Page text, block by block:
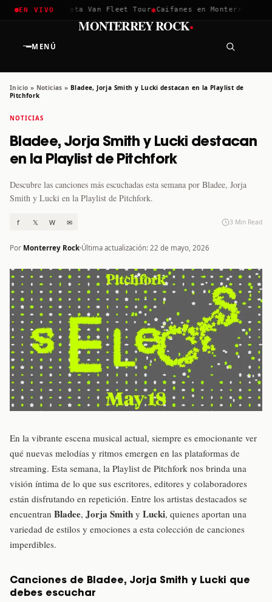
EN VIVO
2026 ✱Greta Van Fleet Tour✱Caifanes en Monterrey · 12
MENÚ
MONTERREY ROCK·
Inicio » Noticias » Bladee, Jorja Smith y Lucki destacan en la Playlist de
Pitchfork
NOTICIAS
Bladee, Jorja Smith y Lucki destacan
en la Playlist de Pitchfork
Descubre las canciones más escuchadas esta semana por Bladee, Jorja
Smith y Lucki en la Playlist de Pitchfork.
f 𝕏 W ✉ 3 Min Read
Por Monterrey Rock Última actualización: 22 de mayo, 2026
En la vibrante escena musical actual, siempre es emocionante ver
qué nuevas melodías y ritmos emergen en las plataformas de
streaming. Esta semana, la Playlist de Pitchfork nos brinda una
visión íntima de lo que sus escritores, editores y colaboradores
están disfrutando en repetición. Entre los artistas destacados se
encuentran Bladee, Jorja Smith y Lucki, quienes aportan una
variedad de estilos y emociones a esta colección de canciones
imperdibles.
Canciones de Bladee, Jorja Smith y Lucki que
debes escuchar